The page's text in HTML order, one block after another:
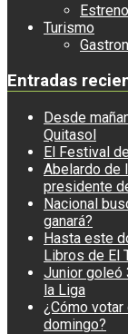
Turismo
Entradas
Desde
Quitasol
El Festival
Abelardo de
presidente
Nacional
ganará?
Hasta este
Libros de El
Junior goleó
la Liga
¿Cómo
domingo?